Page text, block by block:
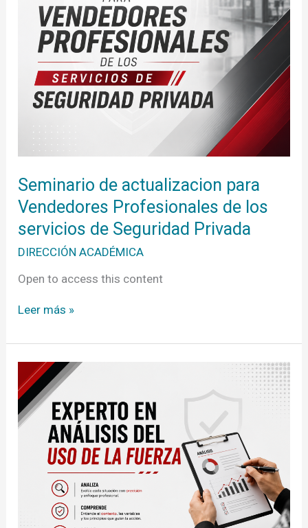
Seminario de actualizacion para
Vendedores Profesionales de los
servicios de Seguridad Privada
DIRECCIÓN ACADÉMICA
Open to access this content
Seguridad
Privada
Leer más »
EXPERTO
EN
ANÁLISIS
DEL
USO
FUERZA